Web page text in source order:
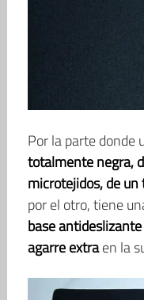
Por la parte donde
totalmente negra,
microtejidos, de
por el otro, tiene
base
agarre extraen la